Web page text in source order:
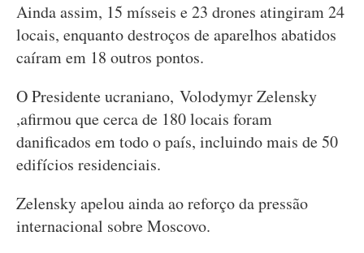
Ainda assim, 15 mísseis e 23 drones atingiram 24
locais, enquanto destroços de aparelhos abatidos
caíram em 18 outros pontos.
O Presidente ucraniano, Volodymyr Zelensky
,afirmou que cerca de 180 locais foram
danificados em todo o país, incluindo mais de 50
edifícios residenciais.
Zelensky apelou ainda ao reforço da pressão
internacional sobre Moscovo.